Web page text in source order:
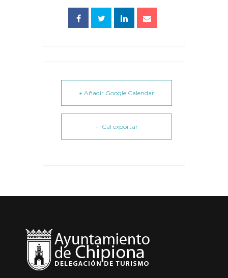
+ Añadir Google Calendar
+ iCal exportar